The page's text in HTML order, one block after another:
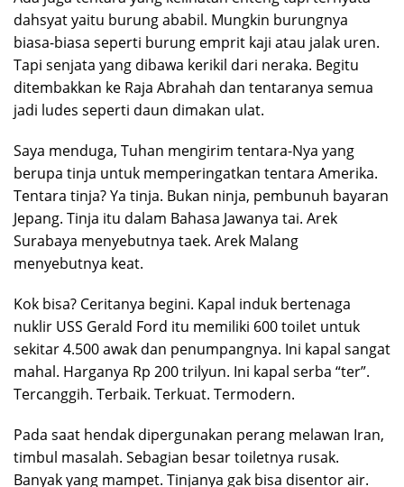
dahsyat yaitu burung ababil. Mungkin burungnya
biasa-biasa seperti burung emprit kaji atau jalak uren.
Tapi senjata yang dibawa kerikil dari neraka. Begitu
ditembakkan ke Raja Abrahah dan tentaranya semua
jadi ludes seperti daun dimakan ulat.
Saya menduga, Tuhan mengirim tentara-Nya yang
berupa tinja untuk memperingatkan tentara Amerika.
Tentara tinja? Ya tinja. Bukan ninja, pembunuh bayaran
Jepang. Tinja itu dalam Bahasa Jawanya tai. Arek
Surabaya menyebutnya taek. Arek Malang
menyebutnya keat.
Kok bisa? Ceritanya begini. Kapal induk bertenaga
nuklir USS Gerald Ford itu memiliki 600 toilet untuk
sekitar 4.500 awak dan penumpangnya. Ini kapal sangat
mahal. Harganya Rp 200 trilyun. Ini kapal serba “ter”.
Tercanggih. Terbaik. Terkuat. Termodern.
Pada saat hendak dipergunakan perang melawan Iran,
timbul masalah. Sebagian besar toiletnya rusak.
Banyak yang mampet. Tinjanya gak bisa disentor air.